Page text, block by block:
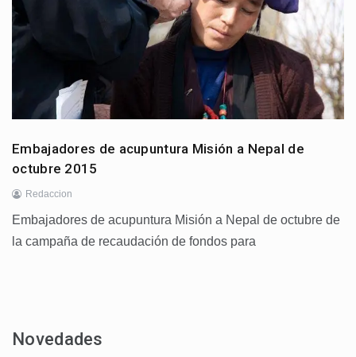
Embajadores de acupuntura Misión a Nepal de
octubre 2015
Redaccion
Embajadores de acupuntura Misión a Nepal de octubre de
la campaña de recaudación de fondos para
Novedades